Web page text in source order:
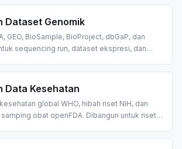
Dataset Genomik
GEO, BioSample, BioProject, dbGaP, dan
sequencing run, dataset ekspresi, dan
Data Kesehatan
global WHO, hibah riset NIH, dan
obat openFDA. Dibangun untuk riset
berbasis AI.